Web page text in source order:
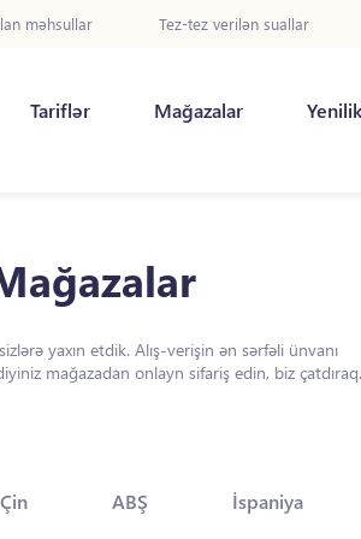
məhsullar Tez-tez verilən suallar
Tariflər Mağazalar
yaxın etdik. Alış-verişin ən sərfəli ünvanı
mağazadan onlayn sifariş edin, biz çatdıraq.
Çin ABŞ İspaniya